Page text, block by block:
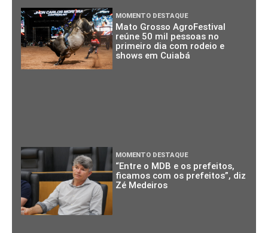
MOMENTO DESTAQUE
Mato Grosso AgroFestival
reúne 50 mil pessoas no
primeiro dia com rodeio e
shows em Cuiabá
MOMENTO DESTAQUE
“Entre o MDB e os prefeitos,
ficamos com os prefeitos”, diz
Zé Medeiros